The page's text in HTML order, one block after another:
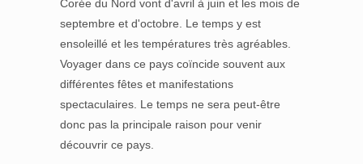
Corée du Nord vont d'avril à juin et les mois de
septembre et d'octobre. Le temps y est
ensoleillé et les températures très agréables.
Voyager dans ce pays coïncide souvent aux
différentes fêtes et manifestations
spectaculaires. Le temps ne sera peut-être
donc pas la principale raison pour venir
découvrir ce pays.